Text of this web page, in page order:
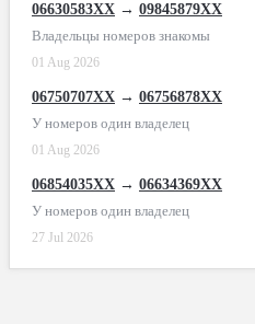
06630583XX → 09845879XX
Владельцы номеров знакомы
01 Aug 2026
06750707XX → 06756878XX
У номеров один владелец
01 Aug 2026
06854035XX → 06634369XX
У номеров один владелец
27 Jul 2026